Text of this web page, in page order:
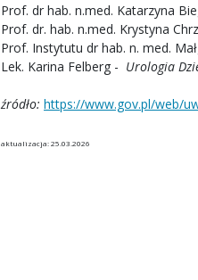
Prof. dr hab. n.med. Katarzyna
Prof. dr. hab. n.med. Krystyna
Prof. Instytutu dr hab. n. med.
Lek. Karina Felberg - Urologia
źródło: https://www.gov.pl/web/
aktualizacja: 25.03.2026